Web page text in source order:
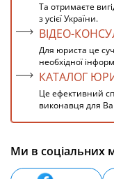
Та отримаєте
з усієї України.
ВІДЕО-
Для юриста це
необхідної
КАТАЛОГ
Це ефективний
виконавця для
Ми в соціальних